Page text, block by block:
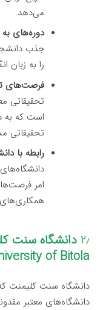
می‌دهد.
دوره‌های
جذب
را به زبان
فرصت‌های
تحقیقاتی
است که به
تحقیقاتی
رابطه با
امر
۲٫
of Bitola)
دانشگاه سنت کلیمنت که
دانشگاه‌های معتبر